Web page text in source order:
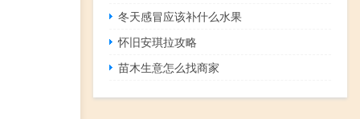
冬天感冒应该补什么水果
怀旧安琪拉攻略
苗木生意怎么找商家